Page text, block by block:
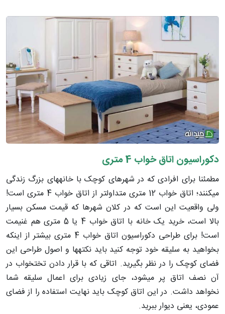
دکوراسیون اتاق خواب 4 متری
مطمئنا برای افرادی که در شهرهای کوچک با خانه­های بزرگ زندگی
می­کنند؛ اتاق خواب 12 متری متداول­تر از اتاق خواب 4 متری است!
ولی واقعیت این است که در کلان شهرها که قیمت مسکن بسیار
بالا است، خرید یک خانه با اتاق خواب 4 یا 5 متری هم غنیمت
است! برای طراحی دکوراسیون اتاق خواب 4 متری بیشتر از اینکه
بخواهید به سلیقه خود توجه کنید باید نکته­ها و اصول طراحی این
فضای کوچک را در نظر بگیرید. اتاقی که با قرار دادن تختخواب در
آن نصف اتاق پر می­شود، جای زیادی برای اعمال سلیقه شما
نخواهد داشت. در این اتاق کوچک باید نهایت استفاده را از فضای
عمودی، یعنی دیوار ببرید.